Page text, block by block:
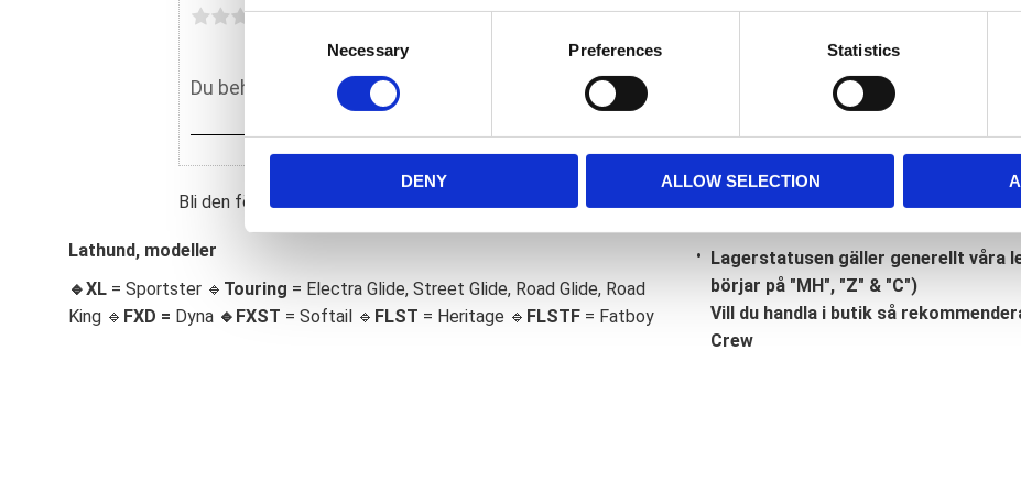
C
S
e
e
c
Necessary Preferences Statistics
DENY ALLOW SELECTION
Du
Bli den första att lämna ett omdöme.
Lathund, modeller
🔹XL = Sportster 🔹 Touring = Electra Glide, Street Glide, Road Glide, Road
King 🔹 FXD = Dyna 🔹 FXST = Softail 🔹 FLST = Heritage 🔹 FLSTF = Fatboy
Lagerstatusen gäller generellt våra
börjar på "MH", "Z" & "C")
Vill du handla i butik så
Crew